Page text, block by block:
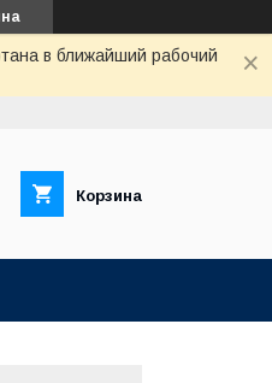
в ближайший рабочий
Корзина